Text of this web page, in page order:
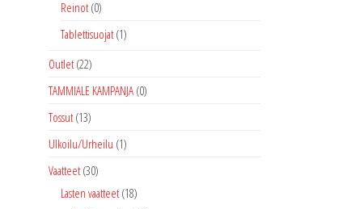
Reinot (0)
Tablettisuojat (1)
Outlet (22)
TAMMIALE KAMPANJA (0)
Tossut (13)
Ulkoilu/Urheilu (1)
Vaatteet (30)
Lasten vaatteet (18)